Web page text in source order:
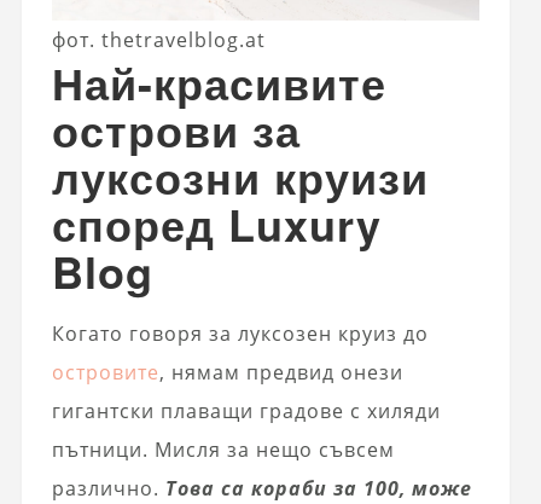
фот. thetravelblog.at
Най-красивите
острови за
луксозни круизи
според Luxury
Blog
Когато говоря за луксозен круиз до
островите, нямам предвид онези
гигантски плаващи градове с хиляди
пътници. Мисля за нещо съвсем
различно. Това са кораби за 100, може